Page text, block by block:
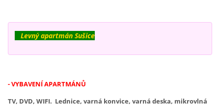
Levný apartmán Sušice
- VYBAVENÍ APARTMÁNŮ
TV, DVD, WIFI. Lednice, varná konvice, varná deska, mikrovlná